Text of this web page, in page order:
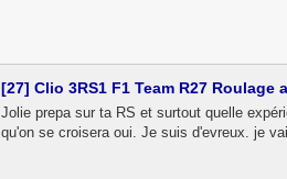
[27] Clio 3RS1 F1 Team R27 Roulage
Jolie prepa sur ta RS et surtout quelle
qu'on se croisera oui. Je suis d'evreux. je